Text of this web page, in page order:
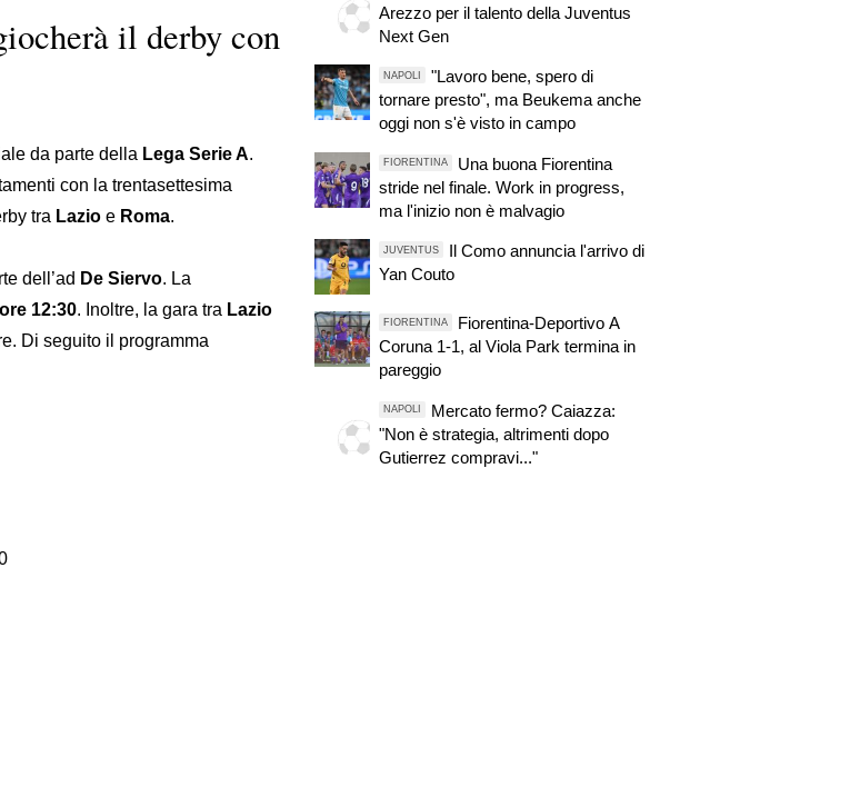
il derby con
da parte della Lega Serie A.
con la trentasettesima
tra Lazio e Roma.
dell’ad De Siervo. La
12:30. Inoltre, la gara tra Lazio
Di seguito il programma
Arezzo per il talento della Juventus
Next Gen
NAPOLI
"Lavoro bene, spero di
tornare presto", ma Beukema anche
oggi non s'è visto in campo
FIORENTINA
Una buona Fiorentina
stride nel finale. Work in progress,
ma l'inizio non è malvagio
JUVENTUS
Il Como annuncia l'arrivo di
Yan Couto
FIORENTINA
Fiorentina-Deportivo A
Coruna 1-1, al Viola Park termina in
pareggio
NAPOLI
Mercato fermo? Caiazza:
"Non è strategia, altrimenti dopo
Gutierrez compravi..."